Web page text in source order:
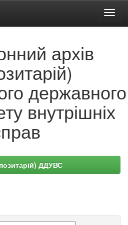
архів
державного
внутрішніх
ДДУВС